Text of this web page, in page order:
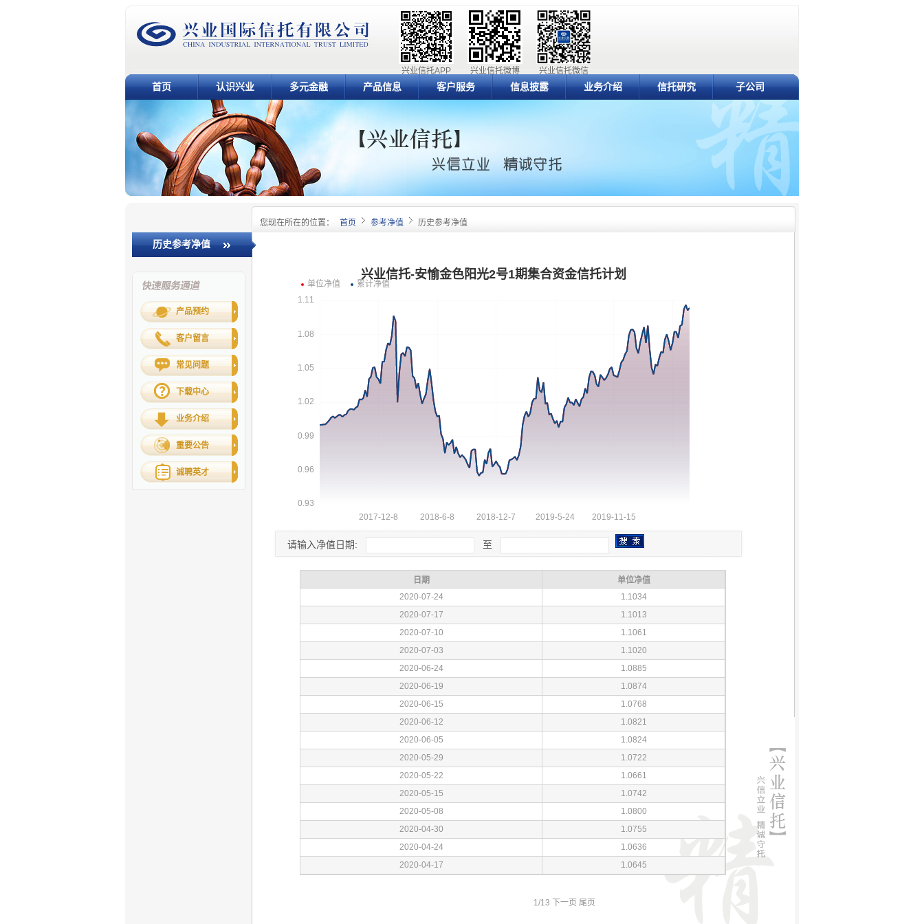
兴业信托微信
兴业信托微博
兴业信托APP
首页 认识兴业 多元金融 产品信息 客户服务 信息披露 业务介绍 信托研究 子公司
您现在所在的位置： 首页 参考净值 历史参考净值
历史参考净值
产品预约
客户留言
常见问题
下载中心
业务介绍
重要公告
诚聘英才
请输入净值日期: 至